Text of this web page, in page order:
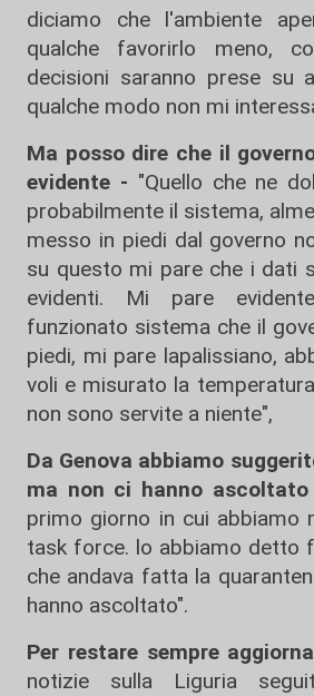
diciamo che l'ambiente
qualche favorirlo meno,
decisioni saranno prese su
qualche modo non mi
Ma posso dire che il
evidente - "Quello che ne
probabilmente il sistema,
messo in piedi dal governo
su questo mi pare che i dati
evidenti. Mi pare
funzionato sistema che il
piedi, mi pare lapalissiano,
voli e misurato la
non sono servite a niente",
Da Genova abbiamo
ma non ci hanno ascoltato
primo giorno in cui abbiamo
task force. lo abbiamo detto
che andava fatta la
hanno ascoltato".
Per restare sempre
notizie sulla Liguria